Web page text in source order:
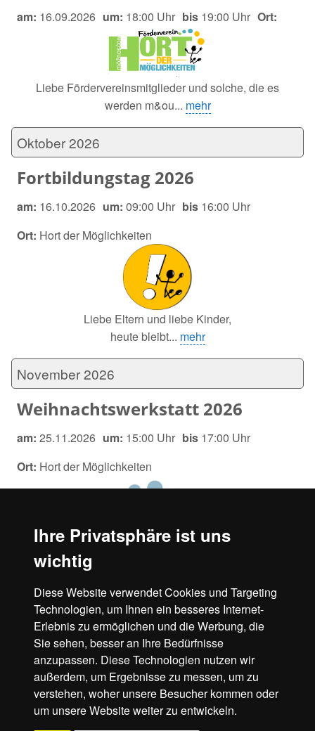
Ihre Privatsphäre ist uns
wichtig
Diese Website verwendet Cookies und Targeting
Technologien, um Ihnen ein besseres Internet-
Erlebnis zu ermöglichen und die Werbung, die
Sie sehen, besser an Ihre Bedürfnisse
anzupassen. Diese Technologien nutzen wir
außerdem, um Ergebnisse zu messen, um zu
verstehen, woher unsere Besucher kommen oder
um unsere Website weiter zu entwickeln.
am: 16.09.2026 um: 18:00 Uhr bis 19:00 Uhr Ort:
Liebe Fördervereinsmitglieder und solche, die es
werden m&ou... mehr
Oktober 2026
Fortbildungstag 2026
am: 16.10.2026 um: 09:00 Uhr bis 16:00 Uhr
Ort: Hort der Möglichkeiten
Liebe Eltern und liebe Kinder,
heute bleibt... mehr
November 2026
Weihnachtswerkstatt 2026
am: 25.11.2026 um: 15:00 Uhr bis 17:00 Uhr
Ort: Hort der Möglichkeiten
Liebe Hortkinder und liebe Eltern sowie Großeltern,
mehr